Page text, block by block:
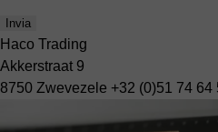
Invia
Haco Trading
Akkerstraat 9
8750 Zwevezele +32 (0)51 74 64